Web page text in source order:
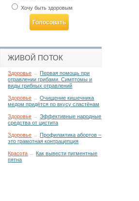
Хочу быть здоровым
ЖИВОЙ ПОТОК
Здоровье → Первая помощь при
отравлении грибами. Симптомы и
виды грибных отравлений
Здоровье →Очищение кишечника
медом придётся по вкусу сластёнам
Здоровье →Эффективные народные
средства от цистита
Здоровье → Профилактика абортов –
это грамотная контрацепция
Красота → Как вывести пигментные
пятна